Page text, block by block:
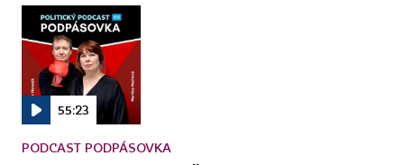
55:23
PODCAST PODPÁSOVKA